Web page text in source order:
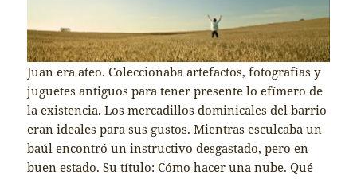
Juan era ateo. Coleccionaba artefactos, fotografías y
juguetes antiguos para tener presente lo efímero de
la existencia. Los mercadillos dominicales del barrio
eran ideales para sus gustos. Mientras esculcaba un
baúl encontró un instructivo desgastado, pero en
buen estado. Su título: Cómo hacer una nube. Qué